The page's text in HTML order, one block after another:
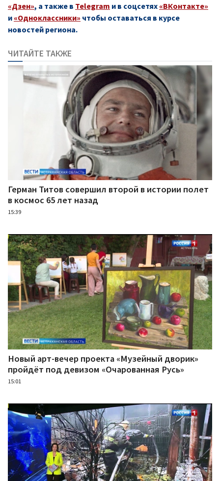
«Дзен», а также в Telegram и в соцсетях «ВКонтакте»
и «Одноклассники» чтобы оставаться в курсе
новостей региона.
ЧИТАЙТЕ ТАКЖЕ
Герман Титов совершил второй в истории полет
в космос 65 лет назад
15:39
Новый арт-вечер проекта «Музейный дворик»
пройдёт под девизом «Очарованная Русь»
15:01